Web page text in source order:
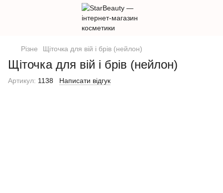
Різне Щіточка для вій і брів (нейлон)
Щіточка для вій і брів (нейлон)
Артикул: 1138 Написати відгук